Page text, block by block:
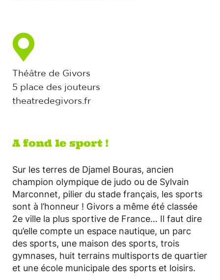
Théâtre de Givors
5 place des jouteurs
theatredegivors.fr
A fond le sport !
Sur les terres de Djamel Bouras, ancien
champion olympique de judo ou de Sylvain
Marconnet, pilier du stade français, les sports
sont à l’honneur ! Givors a même été classée
2e ville la plus sportive de France… Il faut dire
qu’elle compte un espace nautique, un parc
des sports, une maison des sports, trois
gymnases, huit terrains multisports de quartier
et une école municipale des sports et loisirs.